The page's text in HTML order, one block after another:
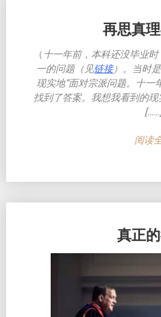
再思真
（ 十一年前，本科还没毕业
一的问题（见链接）。当时
现实地”面对宗派问题。十一
找到了答案。我想我看到的
阅读
真正